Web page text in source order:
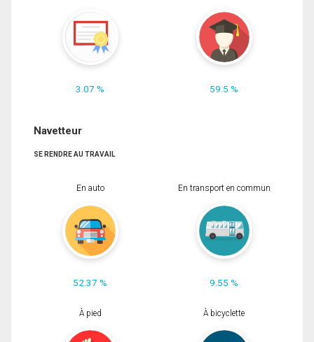
3.07 % 59.5 %
Navetteur
SE RENDRE AU TRAVAIL
En auto
52.37 %
En transport en commun
9.55 %
À pied À bicyclette